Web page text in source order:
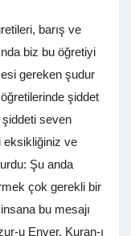
barış ve
biz bu öğretiyi
gereken şudur
şiddet
şiddeti seven
eksikliğiniz ve
Şu anda
çok gerekli bir
bu mesajı
u Enver, Kuran-ı